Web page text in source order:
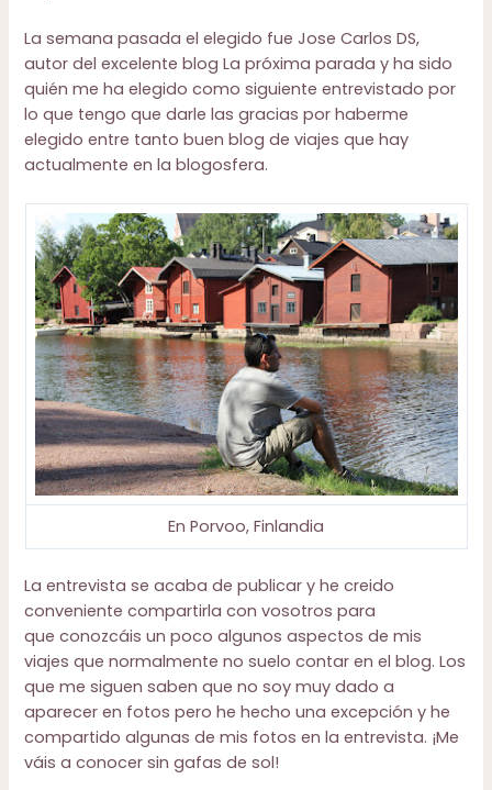
La semana pasada el elegido fue Jose Carlos DS,
autor del excelente blogLa próxima parada y ha sido
quién me ha elegido como siguiente entrevistado por
lo que tengo que darle las gracias por haberme
elegido entre tanto buen blog de viajes que hay
actualmente en la blogosfera.
En Porvoo, Finlandia
La entrevista se acaba de publicar y he creido
conveniente compartirla con vosotros para
que conozcáis un poco algunos aspectos de mis
viajes que normalmente no suelo contar en el blog. Los
que me siguen saben que no soy muy dado a
aparecer en fotos pero he hecho una excepción y he
compartido algunas de mis fotos en la entrevista. ¡Me
váis a conocer sin gafas de sol!